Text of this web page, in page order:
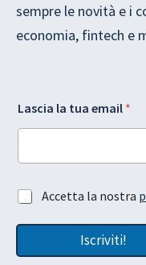
sempre le novità e i
economia, fintech e
D
P
L
s
c
u
a
D
R
e
Lascia la tua email *
A
c
t
Accetta la nostra
Iscriviti!